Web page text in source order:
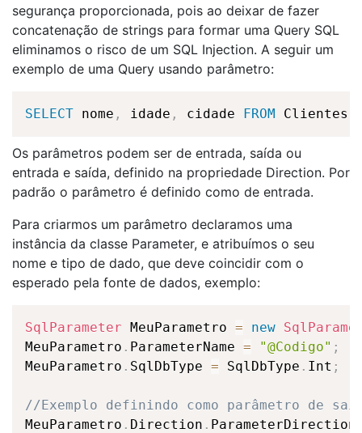
segurança proporcionada, pois ao deixar de fazer
concatenação de strings para formar uma Query SQL
eliminamos o risco de um SQL Injection. A seguir um
exemplo de uma Query usando parâmetro:
SELECT nome , idade , cidade FROM Clientes
Os parâmetros podem ser de entrada, saída ou
entrada e saída, definido na propriedade Direction. Por
padrão o parâmetro é definido como de entrada.
Para criarmos um parâmetro declaramos uma
instância da classe Parameter, e atribuímos o seu
nome e tipo de dado, que deve coincidir com o
esperado pela fonte de dados, exemplo:
SqlParameter MeuParametro = new
MeuParametro . ParameterName = "@Codigo" ;
MeuParametro . SqlDbType = SqlDbType . Int ;
//Exemplo definindo como parâmetro de
MeuParametro . Direction . ParameterDirection